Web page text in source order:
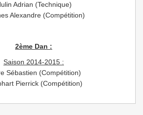
Adrian (Technique)
Alexandre (Compétition)
2ème Dan :
Saison 2014-2015 :
Sébastien (Compétition)
Pierrick (Compétition)